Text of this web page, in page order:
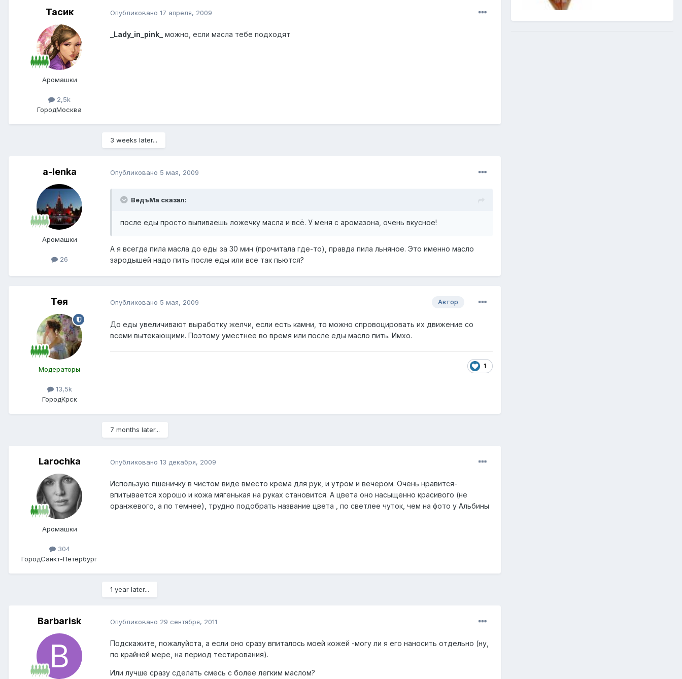
Тасик
Аромашки
2,5k
ГородМосква
Опубликовано 17 апреля, 2009
_Lady_in_pink_ можно, если масла тебе подходят
3 weeks later...
a-lenka
Аромашки
26
Опубликовано 5 мая, 2009
ВедъМа сказал:
после еды просто выпиваешь ложечку масла и всё. У меня с аромазона, очень вкусное!
А я всегда пила масла до еды за 30 мин (прочитала где-то), правда пила льняное. Это именно масло
зародышей надо пить после еды или все так пьются?
Тея
Модераторы
13,5k
ГородКрск
Автор
Опубликовано 5 мая, 2009
До еды увеличивают выработку желчи, если есть камни, то можно спровоцировать их движение со
всеми вытекающими. Поэтому уместнее во время или после еды масло пить. Имхо.
1
7 months later...
Larochka
Аромашки
304
ГородСанкт-Петербург
Опубликовано 13 декабря, 2009
Использую пшеничку в чистом виде вместо крема для рук, и утром и вечером. Очень нравится-
впитывается хорошо и кожа мягенькая на руках становится. А цвета оно насыщенно красивого (не
оранжевого, а по темнее), трудно подобрать название цвета , по светлее чуток, чем на фото у Альбины
1 year later...
Barbarisk Опубликовано 29 сентября, 2011
Подскажите, пожалуйста, а если оно сразу впиталось моей кожей -могу ли я его наносить отдельно (ну,
по крайней мере, на период тестирования).
Или лучше сразу сделать смесь с более легким маслом?